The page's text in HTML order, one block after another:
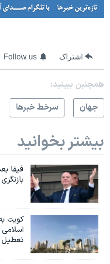
اشتراک Follow us
همچنبن ببینید:
جهان
سرخط خبرها
بیشتر بخوانید
فیفا
کویت
اسلامی
تعطیل